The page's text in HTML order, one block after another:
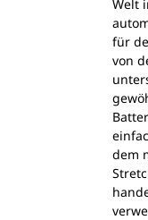
Welt
für
von
dem